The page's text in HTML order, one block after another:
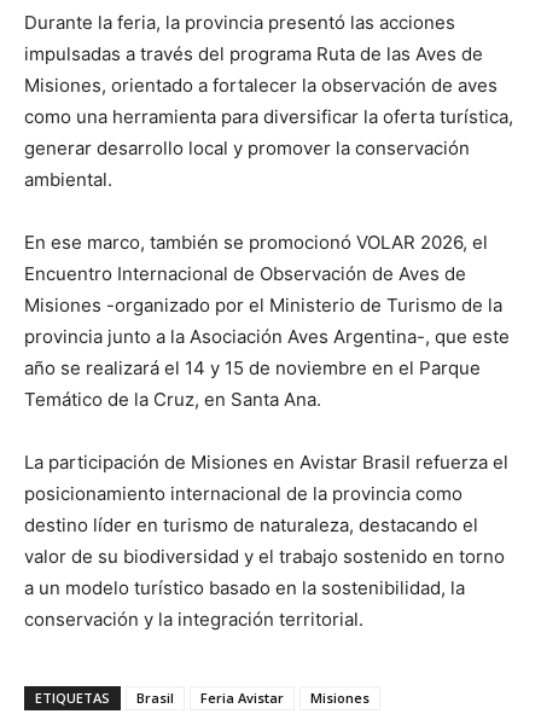
Durante la feria, la provincia presentó las acciones
impulsadas a través del programa Ruta de las Aves de
Misiones, orientado a fortalecer la observación de aves
como una herramienta para diversificar la oferta turística,
generar desarrollo local y promover la conservación
ambiental.
En ese marco, también se promocionó VOLAR 2026, el
Encuentro Internacional de Observación de Aves de
Misiones -organizado por el Ministerio de Turismo de la
provincia junto a la Asociación Aves Argentina-, que este
año se realizará el 14 y 15 de noviembre en el Parque
Temático de la Cruz, en Santa Ana.
La participación de Misiones en Avistar Brasil refuerza el
posicionamiento internacional de la provincia como
destino líder en turismo de naturaleza, destacando el
valor de su biodiversidad y el trabajo sostenido en torno
a un modelo turístico basado en la sostenibilidad, la
conservación y la integración territorial.
ETIQUETAS Brasil Feria Avistar Misiones